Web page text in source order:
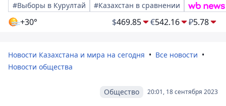
#Выборы в Курултай
#Казахстан в сравнении
+30° $469.85 €542.16 ₽5.78
Новости Казахстана и мира на сегодня
Все новости
Новости общества
20:01, 18 сентября 2023
Общество